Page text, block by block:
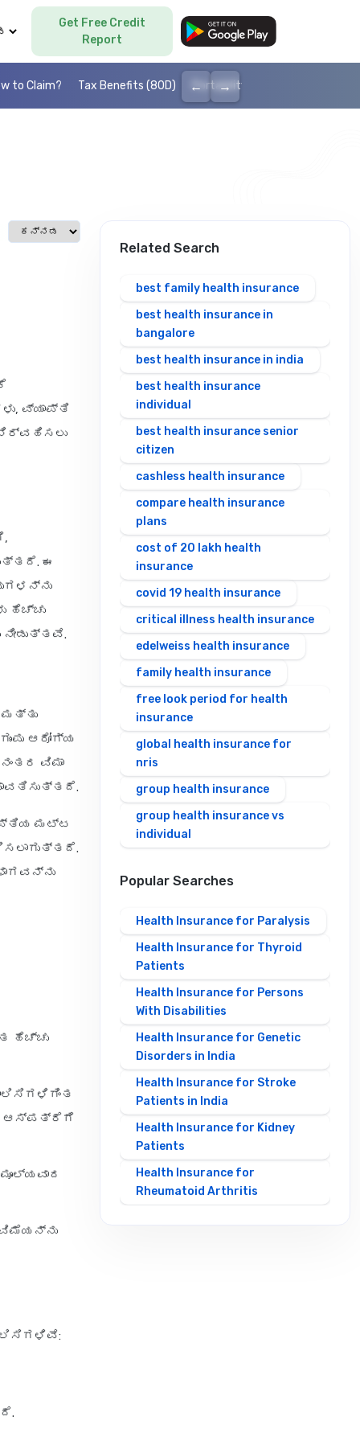
Get Free Credit
Report
to Claim? Tax Benefits (80D) Portability
← →
Select language
ವ್ಯಾಪ್ತಿ
ಈ
ಹೆಚ್ಚು
ಮತ್ತು
ಆರೋಗ್ಯ
ವಿಮಾ
ಮಟ್ಟ
ಹೆಚ್ಚು
ಆಸ್ಪತ್ರೆಗೆ
ವಿಮೆಯನ್ನು
Related Search
best family health insurance
best health insurance in
bangalore
best health insurance in india
best health insurance
individual
best health insurance senior
citizen
cashless health insurance
compare health insurance
plans
cost of 20 lakh health
insurance
covid 19 health insurance
critical illness health insurance
edelweiss health insurance
family health insurance
free look period for health
insurance
global health insurance for
nris
group health insurance
group health insurance vs
individual
Popular Searches
Health Insurance for Paralysis
Health Insurance for Thyroid
Patients
Health Insurance for Persons
With Disabilities
Health Insurance for Genetic
Disorders in India
Health Insurance for Stroke
Patients in India
Health Insurance for Kidney
Patients
Health Insurance for
Rheumatoid Arthritis